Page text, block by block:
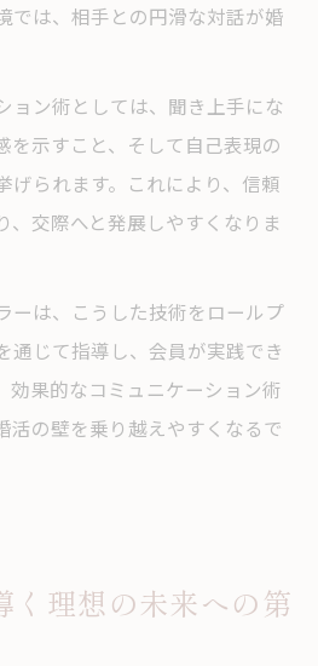
では、相手との円滑な対話が婚
ョン術としては、聞き上手にな
を示すこと、そして自己表現の
げられます。これにより、信頼
、交際へと発展しやすくなりま
ーは、こうした技術をロールプ
通じて指導し、会員が実践でき
効果的なコミュニケーション術
活の壁を乗り越えやすくなるで
く理想の未来への第